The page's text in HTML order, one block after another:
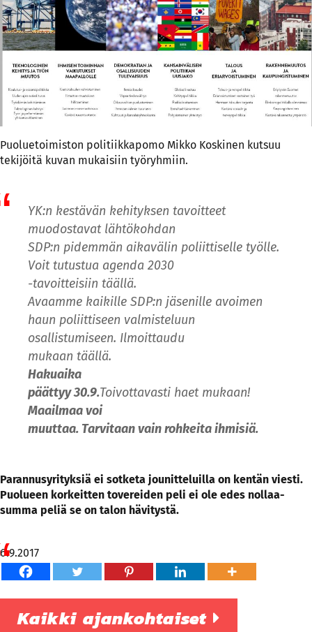
Puoluetoimiston politiikkapomo Mikko Koskinen kutsuu
tekijöitä kuvan mukaisiin työryhmiin.
YK:n kestävän kehityksen tavoitteet
muodostavat lähtökohdan
SDP:n pidemmän aikavälin poliittiselle työlle.
Voit tutustua agenda 2030
-tavoitteisiin täällä.
Avaamme kaikille SDP:n jäsenille avoimen
haun poliittiseen valmisteluun
osallistumiseen. Ilmoittaudu
mukaan täällä.
Hakuaika
päättyy 30.9.Toivottavasti haet mukaan!
Maailmaa voi
muuttaa. Tarvitaan vain rohkeita ihmisiä.
Parannusyrityksiä ei sotketa jounitteluilla on kentän viesti.
Puolueen korkeitten tovereiden peli ei ole edes nollaa-
summa peliä se on talon hävitystä.
6.9.2017
Kaikki ajankohtaiset